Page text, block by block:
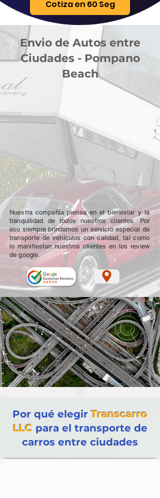
Cotiza en 60 Seg
Envio de Autos entre
Ciudades - Pompano
Beach
Nuestra compañía piensa en el bienestar y la
tranquilidad de todos nuestros clientes. Por
eso siempre brindamos un servicio especial de
transporte de vehículos con calidad, tal como
lo manifiestan nuestros clientes en los review
de google.
Por qué elegirTranscarro
LLC para el transporte de
carros entre ciudades